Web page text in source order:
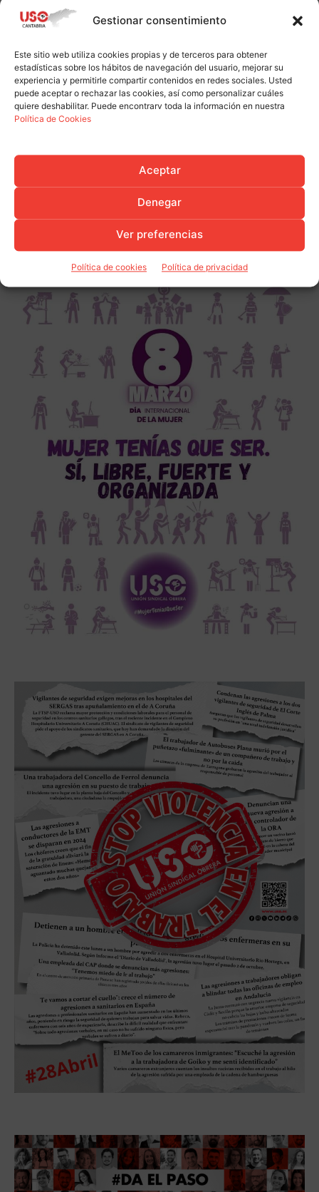
Gestionar consentimiento
Este sitio web utiliza cookies propias y de terceros para obtener
estadísticas sobre los hábitos de navegación del usuario, mejorar su
experiencia y permitirle compartir contenidos en redes sociales. Usted
puede aceptar o rechazar las cookies, así como personalizar cuáles
quiere deshabilitar. Puede encontrarv toda la información en nuestra
Política de Cookies
Aceptar
Denegar
Ver preferencias
Política de cookies Política de privacidad